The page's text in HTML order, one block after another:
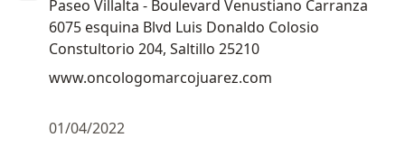
del staff médico del Hospital Christus Muguerza
Saltillo.
Pongo a tu disposición mi conocimiento y experiencia
equipo multidisciplinario para escoger la mejor opción
Paseo Villalta - Boulevard Venustiano Carranza
6075 esquina Blvd Luis Donaldo Colosio
Constultorio 204, Saltillo 25210
www.oncologomarcojuarez.com
01/04/2022